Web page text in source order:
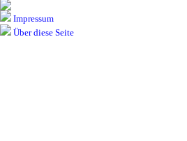
Impressum
Über diese Seite